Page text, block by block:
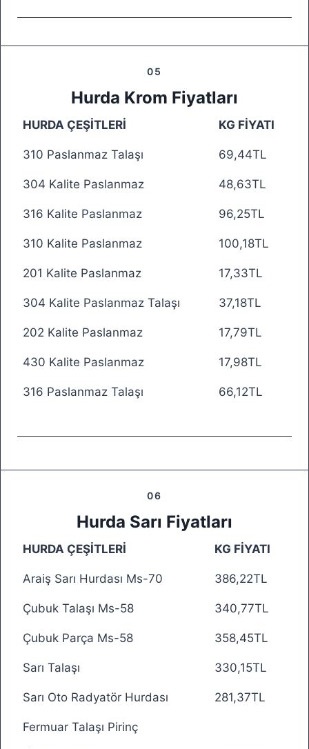
05
Hurda Krom Fiyatları
HURDA ÇEŞİTLERİ KG FİYATI
310 Paslanmaz Talaşı 69,44TL
304 Kalite Paslanmaz 48,63TL
316 Kalite Paslanmaz 96,25TL
310 Kalite Paslanmaz 100,18TL
201 Kalite Paslanmaz 17,33TL
304 Kalite Paslanmaz Talaşı 37,18TL
202 Kalite Paslanmaz 17,79TL
430 Kalite Paslanmaz 17,98TL
316 Paslanmaz Talaşı 66,12TL
06
Hurda Sarı Fiyatları
HURDA ÇEŞİTLERİ KG FİYATI
Araiş Sarı Hurdası Ms-70 386,22TL
Çubuk Talaşı Ms-58 340,77TL
Çubuk Parça Ms-58 358,45TL
Sarı Talaşı 330,15TL
Sarı Oto Radyatör Hurdası 281,37TL
Fermuar Talaşı Pirinç